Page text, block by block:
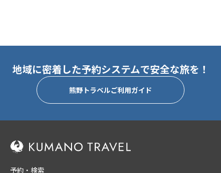
ご予約の際には、ご希望のベッドタイプにご注意のうえ、お申
し込みくださいますようお願い申し上げます。
地域に密着した予約システムで安全な旅を！
熊野トラベルご利用ガイド
予約・検索